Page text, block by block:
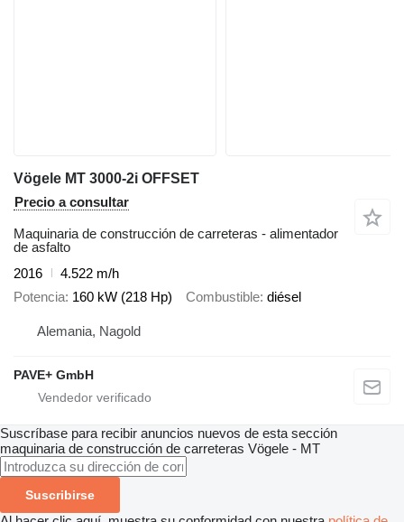
Vögele MT 3000-2i OFFSET
Precio a consultar
Maquinaria de construcción de carreteras - alimentador
de asfalto
2016
4.522 m/h
Potencia 160 kW (218 Hp) Combustible diésel
Alemania, Nagold
PAVE+ GmbH
Suscríbase para recibir anuncios nuevos de esta sección
maquinaria de construcción de carreteras Vögele - MT
Suscribirse